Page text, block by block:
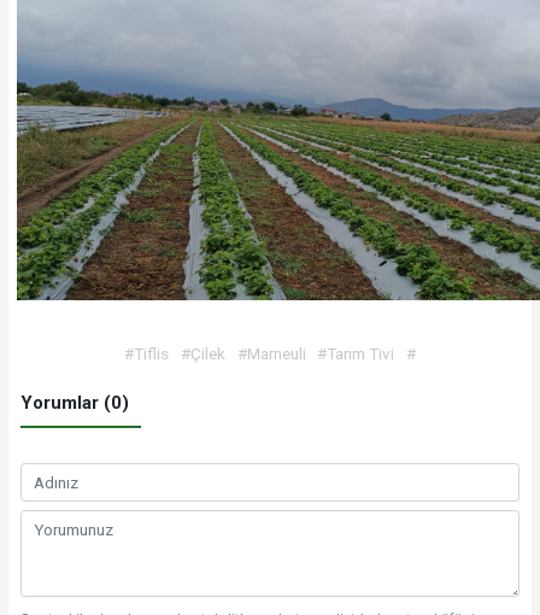
#Tiflis #Çilek #Marneuli #Tarım Tivi #
Yorumlar (0)